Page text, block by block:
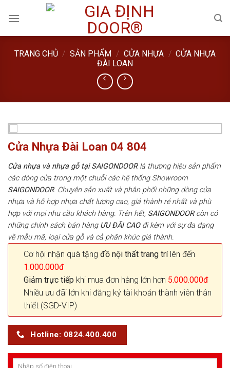
TRANG CHỦ / SẢN PHẨM / CỬA NHỰA / CỬA NHỰA
ĐÀI LOAN
Cửa Nhựa Đài Loan 04 804
Cửa nhựa và nhựa gỗ tại SAIGONDOORlà thương hiệu sản phẩm
các dòng cửa trong một chuỗi các hệ thống Showroom
SAIGONDOOR. Chuyên sản xuất và phân phối những dòng cửa
nhựa và hỗ hợp nhựa chất lượng cao, giá thành rẻ nhất và phù
hợp với mọi nhu cầu khách hàng. Trên hết, SAIGONDOORcòn có
những chính sách bán hàng ƯU ĐÃI CAO đi kèm với sự đa dạng
về mẫu mã, loại cửa gỗ và cả phân khúc giá thành.
Cơ hội nhận quà tặng đồ nội thất trang trílên đến
1.000.000đ
Giảm trực tiếp khi mua đơn hàng lớn hơn 5.000.000đ
Nhiều ưu đãi lớn khi đăng ký tài khoản thành viên thân
thiết (SGD-VIP)
Hotline: 0824.400.400